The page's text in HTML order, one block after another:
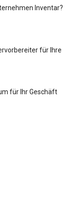
Inventar?
für Ihre
für Ihr Geschäft